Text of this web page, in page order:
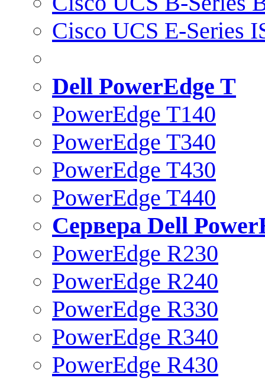
Cisco UCS E-Series
Dell PowerEdge T
PowerEdge T140
PowerEdge T340
PowerEdge T430
PowerEdge T440
Сервера Dell
PowerEdge R230
PowerEdge R240
PowerEdge R330
PowerEdge R340
PowerEdge R430